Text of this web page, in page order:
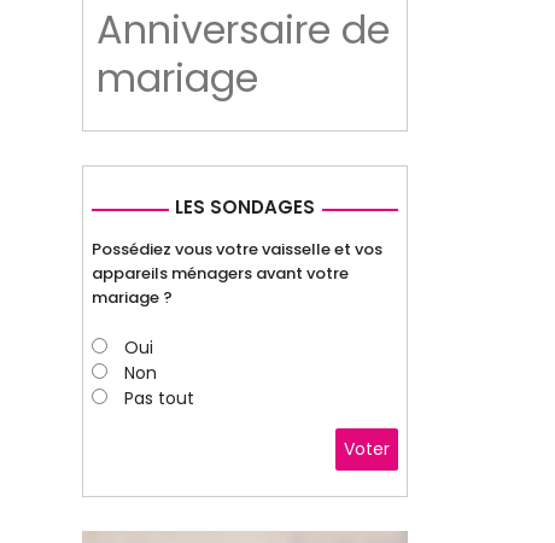
Anniversaire de
mariage
LES SONDAGES
Possédiez vous votre vaisselle et vos
appareils ménagers avant votre
mariage ?
Oui
Non
Pas tout
Voter